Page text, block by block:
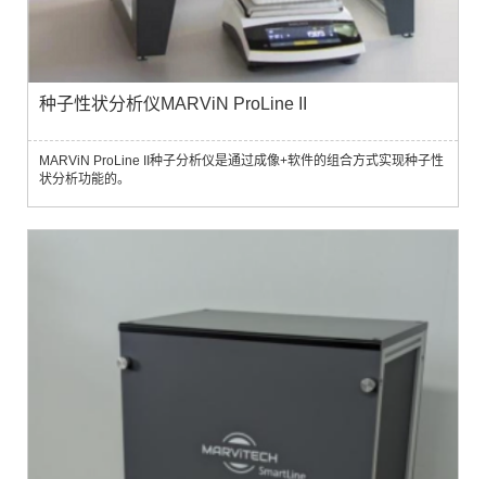
种子性状分析仪MARViN ProLine II
MARViN ProLine II种子分析仪是通过成像+软件的组合方式实现种子性
状分析功能的。